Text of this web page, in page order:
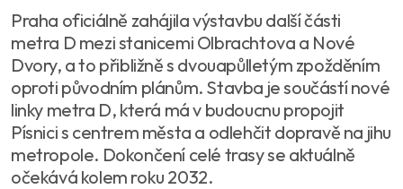
Praha oficiálně zahájila výstavbu další části
metra D mezi stanicemi Olbrachtova a Nové
Dvory, a to přibližně s dvouapůlletým zpožděním
oproti původním plánům. Stavba je součástí nové
linky metra D, která má v budoucnu propojit
Písnici s centrem města a odlehčit dopravě na jihu
metropole. Dokončení celé trasy se aktuálně
očekává kolem roku 2032.